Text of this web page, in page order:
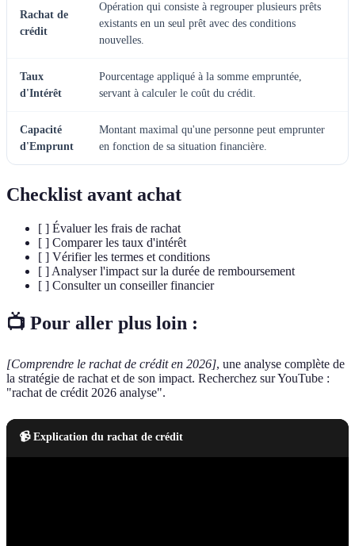
Rachat de
crédit
Opération qui consiste à regrouper plusieurs prêts
existants en un seul prêt avec des conditions
nouvelles.
Taux
d'Intérêt
Pourcentage appliqué à la somme empruntée,
servant à calculer le coût du crédit.
Capacité
d'Emprunt
Montant maximal qu'une personne peut emprunter
en fonction de sa situation financière.
Checklist avant achat
[ ] Évaluer les frais de rachat
[ ] Comparer les taux d'intérêt
[ ] Vérifier les termes et conditions
[ ] Analyser l'impact sur la durée de remboursement
[ ] Consulter un conseiller financier
📺 Pour aller plus loin :
[Comprendre le rachat de crédit en 2026], une analyse complète de
la stratégie de rachat et de son impact. Recherchez sur YouTube :
"rachat de crédit 2026 analyse".
📹 Explication du rachat de crédit